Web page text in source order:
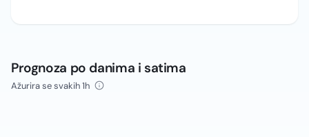
Prognoza po danima i satima
Ažurira se svakih 1h